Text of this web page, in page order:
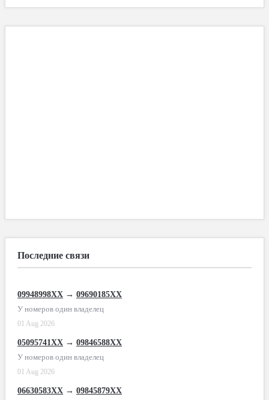
Последние связи
09948998XX → 09690185XX
У номеров один владелец
01 Aug 2026
05095741XX → 09846588XX
У номеров один владелец
01 Aug 2026
06630583XX → 09845879XX